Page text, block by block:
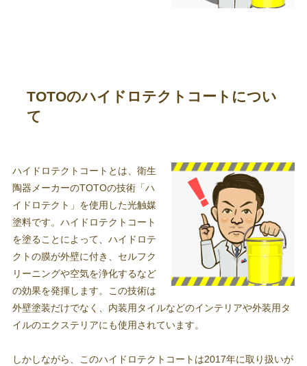
TOTOのハイドロテクトコートについ
て
ハイドロテクトコートとは、衛生
陶器メーカーのTOTOの技術「ハ
イドロテクト」を使用した光触媒
塗料です。ハイドロテクトコート
を塗ることによって、ハイドロテ
クトの膜が外壁に付き、セルフク
リーニングや空気を浄化するなど
の効果を発揮します。この技術は
外壁塗装だけでなく、内装用タイルなどのインテリアや外装用タ
イルのエクステリアにも使用されています。
しかしながら、このハイドロテクトコートは2017年に取り扱いが